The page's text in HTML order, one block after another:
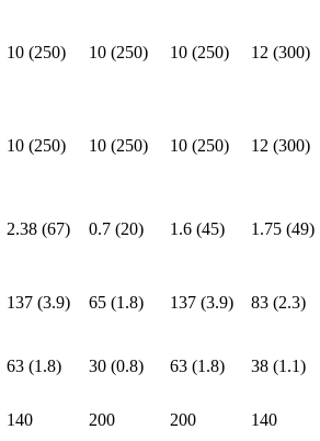
10 (250) 10 (250) 10 (250) 12 (300)
10 (250) 10 (250) 10 (250) 12 (300)
2.38 (67) 0.7 (20) 1.6 (45) 1.75 (49)
137 (3.9) 65 (1.8) 137 (3.9) 83 (2.3)
63 (1.8) 30 (0.8) 63 (1.8) 38 (1.1)
140 200 200 140